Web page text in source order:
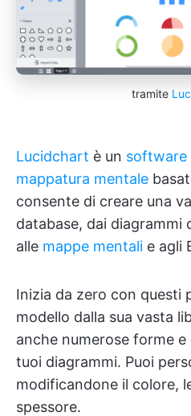
tramite
Lucidchart è un software
mappatura mentale
consente di creare una
database, dai diagrammi
alle mappe mentali e agli
Inizia da zero con questi
modello dalla sua vasta
anche numerose forme
tuoi diagrammi. Puoi
modificandone il colore,
spessore.